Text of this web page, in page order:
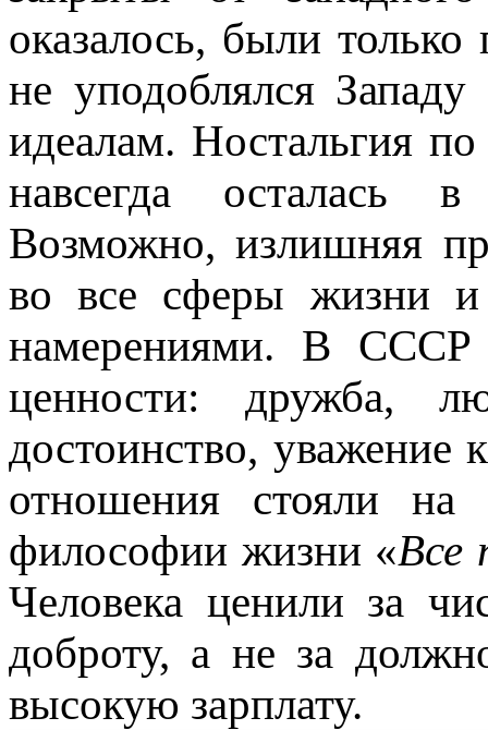
оказалось, были
не уподоблялся
идеалам. Ностальгия
навсегда осталась
Возможно, излишняя
во все сферы жизни
намерениями. В
ценности: дружба,
достоинство,
отношения стояли
философии жизни «Все
Человека ценили за
доброту, а не за
высокую зарплату.